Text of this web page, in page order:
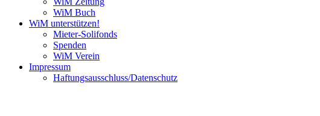
WiM Buch
WiM unterstützen!
Mieter-Solifonds
Spenden
WiM Verein
Impressum
Haftungsausschluss/Datenschutz